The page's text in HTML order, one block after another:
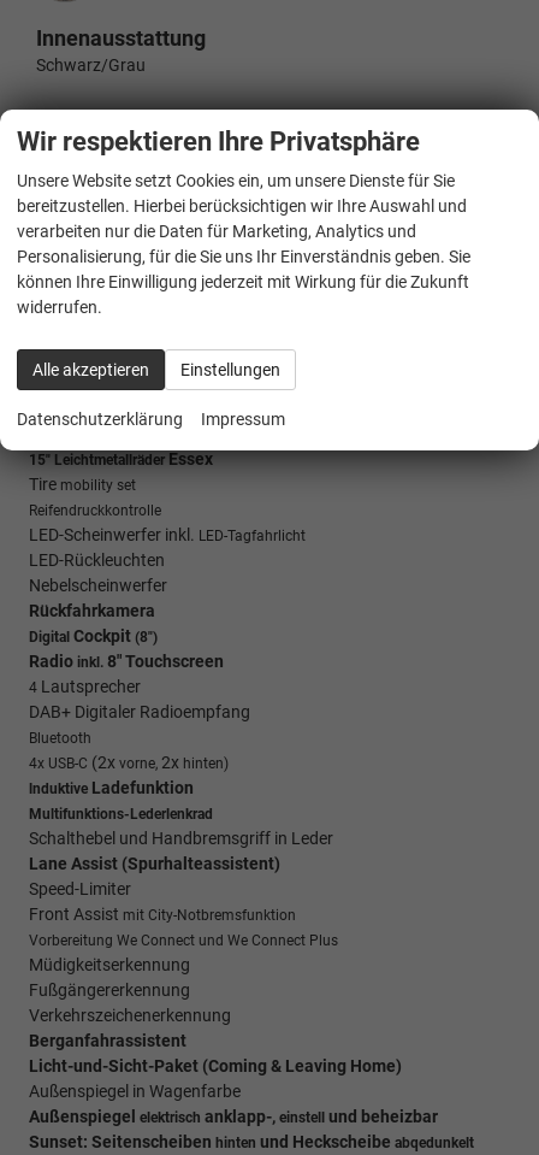
Innenausstattung
Schwarz/Grau
Beschreibung
Klimaanlage'AirCare Climatronic'(gAK)
App-Connect wireless (gwl)
Einparkhilfevorneundhinten(7X2)
Sitzheizung vorne (4A3)
Reserverad (PWG)
ABS, ASR, ESP
Doppel-/Seiten-/Kopfairbags
Center-Airbag
15" Leichtmetallräder Essex
Tire mobility set
Reifendruckkontrolle
LED-Scheinwerfer inkl. LED-Tagfahrlicht
LED-Rückleuchten
Nebelscheinwerfer
Rückfahrkamera
Digital Cockpit (8")
Radio inkl. 8" Touchscreen
4 Lautsprecher
DAB+ Digitaler Radioempfang
Bluetooth
4x USB-C (2x vorne, 2x hinten)
lnduktive Ladefunktion
Multifunktions-Lederlenkrad
Schalthebel und Handbremsgriff in Leder
Lane Assist (Spurhalteassistent)
Speed-Limiter
Front Assist mit City-Notbremsfunktion
Vorbereitung We Connect und We Connect Plus
Müdigkeitserkennung
Fußgängererkennung
Verkehrszeichenerkennung
Berganfahrassistent
Licht-und-Sicht-Paket (Coming & Leaving Home)
Außenspiegel in Wagenfarbe
Außenspiegel elektrisch anklapp-, einstell und beheizbar
Sunset: Seitenscheiben hinten und Heckscheibe abqedunkelt
Wir respektieren Ihre Privatsphäre
Unsere Website setzt Cookies ein, um unsere Dienste für Sie
bereitzustellen. Hierbei berücksichtigen wir Ihre Auswahl und
verarbeiten nur die Daten für Marketing, Analytics und
Personalisierung, für die Sie uns Ihr Einverständnis geben. Sie
können Ihre Einwilligung jederzeit mit Wirkung für die Zukunft
widerrufen.
Alle akzeptieren Einstellungen
Datenschutzerklärung Impressum